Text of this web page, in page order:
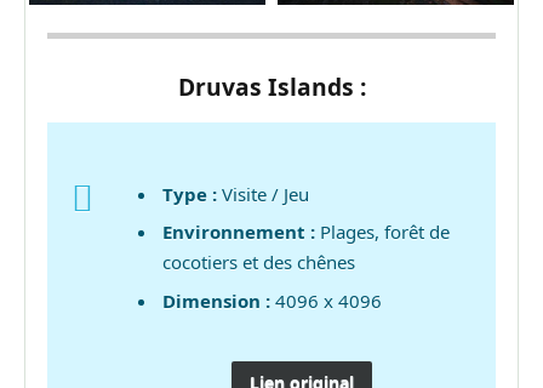
Druvas Islands :
Type : Visite / Jeu
Environnement : Plages, forêt de
cocotiers et des chênes
Dimension : 4096 x 4096
Lien original